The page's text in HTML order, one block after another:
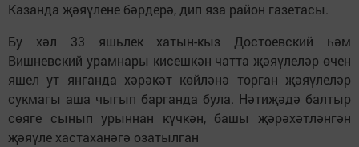
Казанда җәяүлене бәрдерә, дип яза район газетасы.
Бу хәл 33 яшьлек хатын-кыз Достоевский һәм
Вишневский урамнары кисешкән чатта җәяүлеләр өчен
яшел ут янганда хәрәкәт көйләнә торган җәяүлеләр
сукмагы аша чыгып барганда була. Нәтиҗәдә балтыр
сөяге сынып урыннан күчкән, башы җәрәхәтләнгән
җәяүле хастаханәгә озатылган